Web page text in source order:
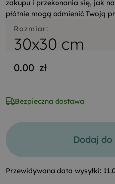
zakupu i przekonania się, jak
płótnie mogą odmienić Twoją
Rozmiar:
30x30 cm
0.00 zł
Bezpieczna dostawa
Dodaj do
Przewidywana data wysyłki: